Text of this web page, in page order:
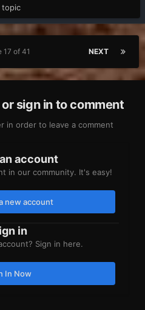
topic
NEXT
17 of 41
sign in to comment
in order to leave a comment
account
in our community. It's easy!
new account
in
Sign in here.
In Now